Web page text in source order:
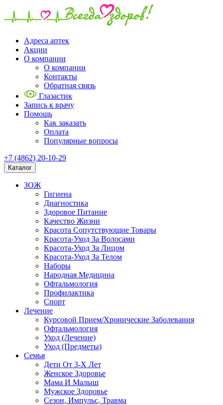
Адреса аптек
Акции
О компании
О компании
Контакты
Обратная связь
Глазастик
Запись к врачу
Помощь
Как заказать
Оплата
Популярные вопросы
+7 (4862) 20-10-29
Каталог
ЗОЖ
Гигиена
Диагностика
Здоровое Питание
Качество Жизни
Красота Сопутствующие Товары
Красота-Уход За Волосами
Красота-Уход За Лицом
Красота-Уход За Телом
Наборы
Народная Медицина
Офтальмология
Профилактика
Спорт
Лечение
Курсовой Прием/Хронические Заболевания
Офтальмология
Уход (Лечение)
Уход (Предметы)
Семья
Дети От 3-Х Лет
Женское Здоровье
Мама И Малыш
Мужское Здоровье
Сезон, Импульс, Травма